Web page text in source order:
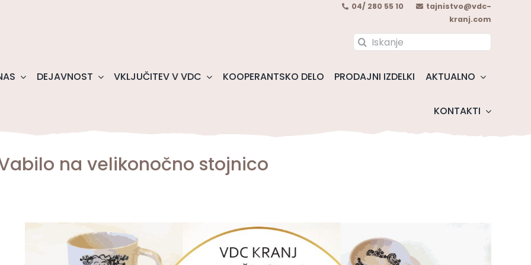
04/ 280 55 10
tajnistvo@vdc-
kranj.com
Search
DEJAVNOST VKLJUČITEV V VDC KOOPERANTSKO DELO PRODAJNI IZDELKI AKTUALNO
KONTAKTI
na velikonočno stojnico